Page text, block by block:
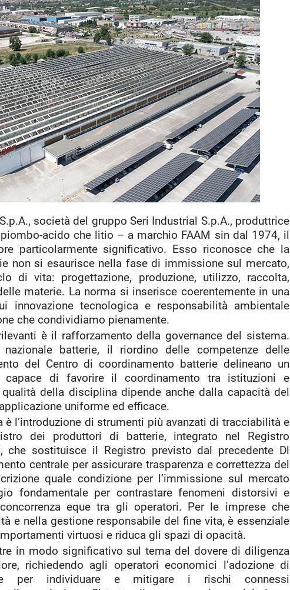
società del gruppo Seri Industrial S.p.A., produttrice
acido che litio – a marchio FAAM sin dal 1974, il
particolarmente significativo. Esso riconosce che la
non si esaurisce nella fase di immissione sul mercato,
di vita: progettazione, produzione, utilizzo, raccolta,
materie. La norma si inserisce coerentemente in una
innovazione tecnologica e responsabilità ambientale
che condividiamo pienamente.
è il rafforzamento della governance del sistema.
nazionale batterie, il riordino delle competenze delle
del Centro di coordinamento batterie delineano un
capace di favorire il coordinamento tra istituzioni e
della disciplina dipende anche dalla capacità del
uniforme ed efficace.
è l’introduzione di strumenti più avanzati di tracciabilità e
dei produttori di batterie, integrato nel Registro
che sostituisce il Registro previsto dal precedente Dl
centrale per assicurare trasparenza e correttezza del
quale condizione per l’immissione sul mercato
fondamentale per contrastare fenomeni distorsivi e
eque tra gli operatori. Per le imprese che
e nella gestione responsabile del fine vita, è essenziale
virtuosi e riduca gli spazi di opacità.
in modo significativo sul tema del dovere di diligenza
richiedendo agli operatori economici l’adozione di
per individuare e mitigare i rischi connessi